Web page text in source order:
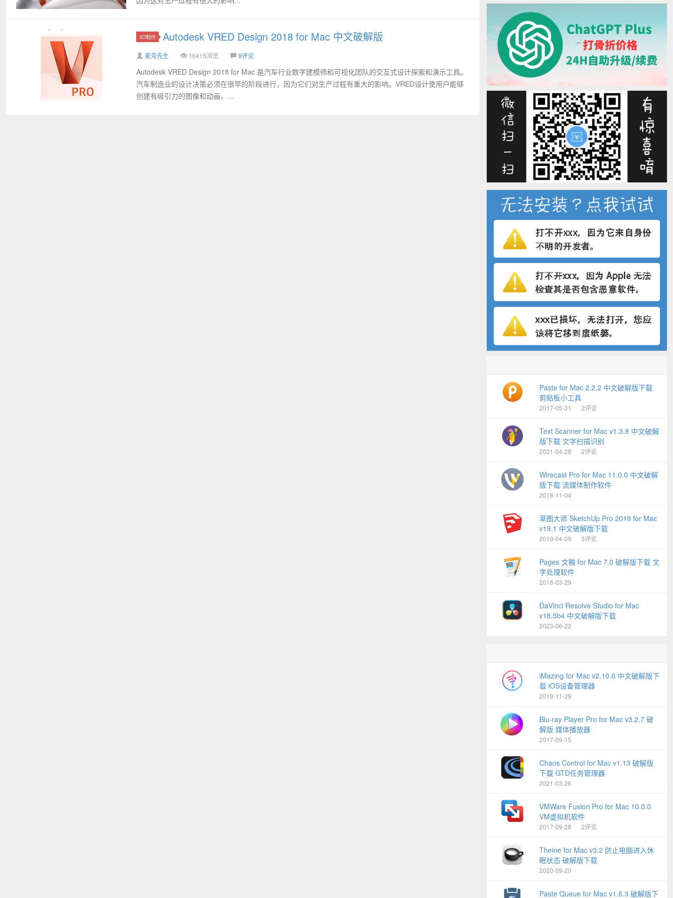
3D制作 Autodesk VRED Design 2018 for Mac 中文破解版
麦克先生 16415浏览 9评论
Autodesk VRED Design 2018 for Mac 是汽车行业数字建模师和可视化团队的交互式设计探索和演示工具。
汽车制造业的设计决策必须在很早的阶段进行，因为它们对生产过程有重大的影响。VRED设计使用户能够
创建有吸引力的图像和动画，...
Paste for Mac 2.2.2 中文破解版下载
剪贴板小工具
2017-05-31 2评论
Text Scanner for Mac v1.3.8 中文破解
版下载 文字扫描识别
2021-04-28 2评论
Wirecast Pro for Mac 11.0.0 中文破解
版下载 流媒体制作软件
2018-11-04
草图大师 SketchUp Pro 2019 for Mac
v19.1 中文破解版下载
2019-04-09 3评论
Pages 文稿 for Mac 7.0 破解版下载 文
字处理软件
2018-03-29
DaVinci Resolve Studio for Mac
v18.5b4 中文破解版下载
2023-06-22
iMazing for Mac v2.10.6 中文破解版下
载 iOS设备管理器
2019-11-29
Blu-ray Player Pro for Mac v3.2.7 破
解版 媒体播放器
2017-09-15
Chaos Control for Mac v1.13 破解版
下载 GTD任务管理器
2021-03-26
VMWare Fusion Pro for Mac 10.0.0
VM虚拟机软件
2017-09-28 2评论
Theine for Mac v3.2 防止电脑进入休
眠状态 破解版下载
2020-09-20
Paste Queue for Mac v1.6.3 破解版下